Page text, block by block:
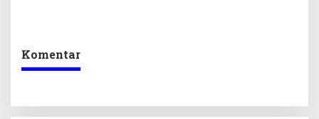
Komentar